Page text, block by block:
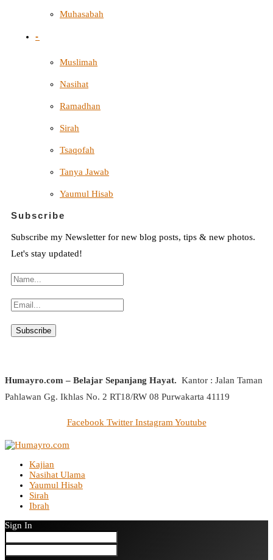
Muhasabah
-
Muslimah
Nasihat
Ramadhan
Sirah
Tsaqofah
Tanya Jawab
Yaumul Hisab
Subscribe
Subscribe my Newsletter for new blog posts, tips & new photos.
Let's stay updated!
Humayro.com – Belajar Sepanjang Hayat. Kantor : Jalan Taman
Pahlawan Gg. Ikhlas No. 2 RT18/RW 08 Purwakarta 41119
Facebook Twitter Instagram Youtube
Kajian
Nasihat Ulama
Yaumul Hisab
Sirah
Ibrah
Sign In